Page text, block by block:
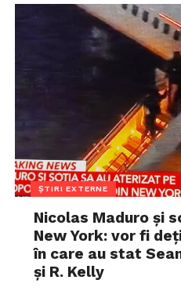
ȘTIRI EXTERNE
Nicolas Maduro și
New York: vor fi
în care au stat
și R. Kelly